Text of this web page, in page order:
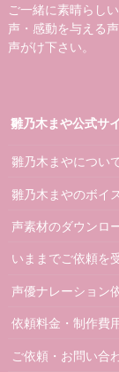
ご一緒に素晴らし
声・感動を与える
声がけ下さい。
雛乃木まや公式サ
雛乃木まやについ
雛乃木まやのボイ
声素材のダウンロ
いままでご依頼を
声優ナレーション
依頼料金・制作費
ご依頼・お問い合